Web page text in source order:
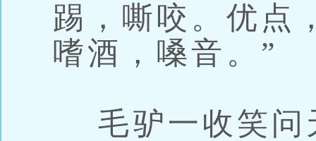
踢，嘶咬。优点
嗜酒，嗓音。”
毛驴一收笑问